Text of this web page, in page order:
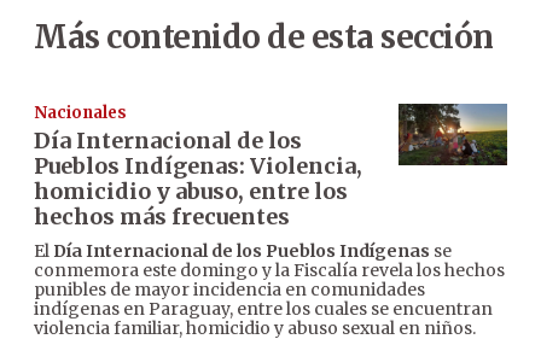
Más contenido de esta sección
Nacionales
Día Internacional de los
Pueblos Indígenas: Violencia,
homicidio y abuso, entre los
hechos más frecuentes
El Día Internacional de los Pueblos Indígenas se
conmemora este domingo y la Fiscalía revela los hechos
punibles de mayor incidencia en comunidades
indígenas en Paraguay, entre los cuales se encuentran
violencia familiar, homicidio y abuso sexual en niños.